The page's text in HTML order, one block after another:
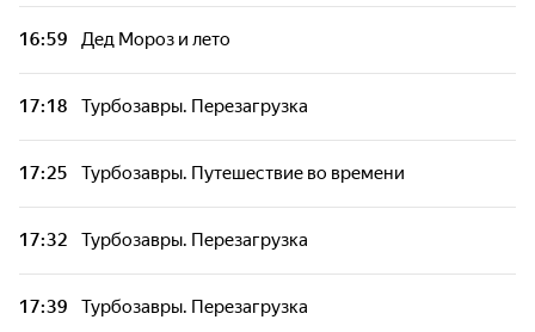
16:59 Дед Мороз и лето
17:18 Турбозавры. Перезагрузка
17:25 Турбозавры. Путешествие во времени
17:32 Турбозавры. Перезагрузка
17:39 Турбозавры. Перезагрузка